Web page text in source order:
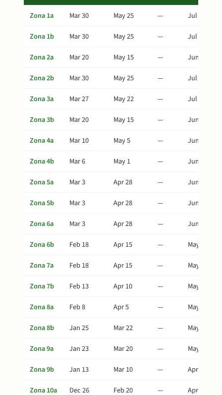
Zona 1a Mar 30 May 25 —
Jul 9
Zona 1b
Mar 30 May 25 —
Jul 9
Zona 2a
Mar 20 May 15 —
Jun 29
Zona 2b
Mar 30 May 25 —
Jul 9
Zona 3a
Mar 27 May 22 —
Jul 6
Zona 3b
Mar 20 May 15 —
Jun 29
Zona 4a
Mar 10 May 5 —
Jun 19
Zona 4b
Mar 6 May 1 —
Jun 15
Zona 5a
Mar 3 Apr 28 —
Jun 12
Zona 5b
Mar 3 Apr 28 —
Jun 12
Zona 6a
Mar 3 Apr 28 —
Jun 12
Zona 6b
Feb 18 Apr 15 —
May 30
Zona 7a
Feb 18 Apr 15 —
May 30
Zona 7b
Feb 13 Apr 10 —
May 25
Zona 8a
Feb 8 Apr 5 —
May 20
Zona 8b
Jan 25 Mar 22 —
May 6
Zona 9a
Jan 23 Mar 20 —
May 4
Zona 9b
Jan 13 Mar 10 —
Apr 24
Zona 10a
Dec 26 Feb 20 — Apr 6